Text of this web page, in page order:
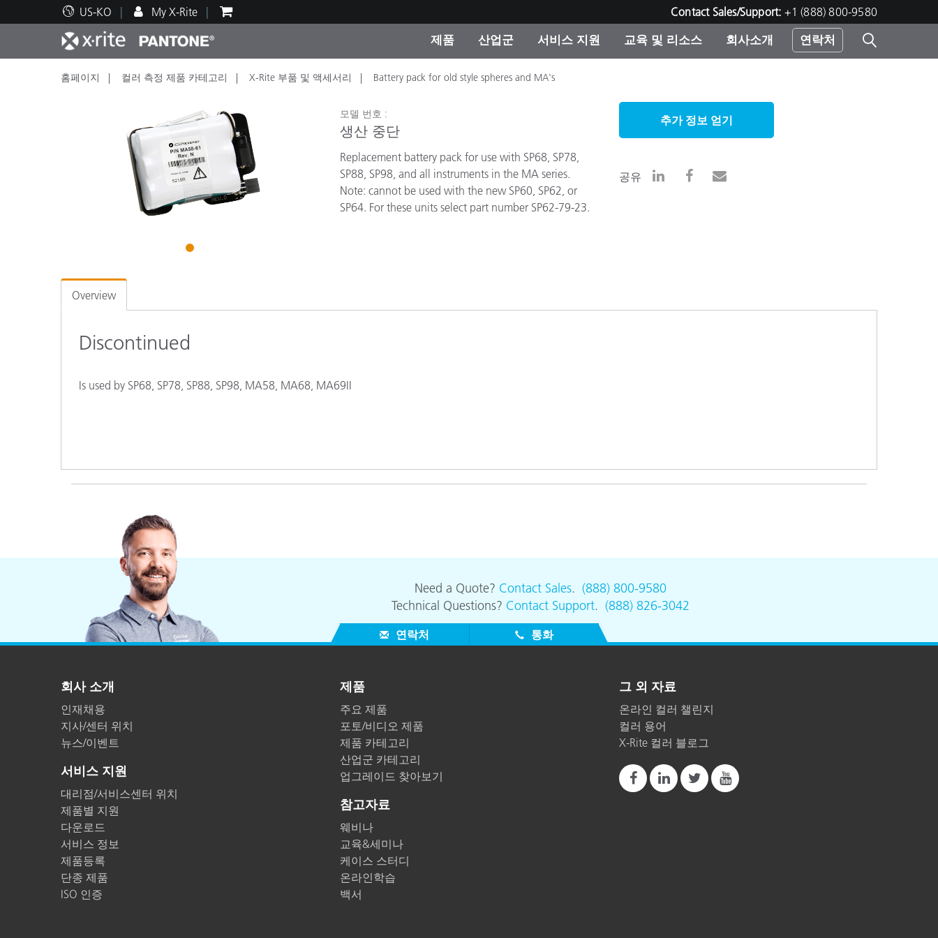
US-KO My X-Rite Contact Sales/Support: +1 (888) 800-9580
제품
주요 제품 제품 카테고리
제품을 찾을 수 없나요?
산업군
인쇄 및 패키징
플라스틱
페인트 및 코팅
OEM 디스플레이 및 프린터
소비재
서비스 지원
기술 지원 서비스 및 유지보수 X-Rite 코리아 연락
교육 및 리소스
교육 리소스 교육
Brand Experience Center
컨설팅 및 감사
인기 다운로드
기타 리소스
회사소개 연락처
홈페이지 컬러 측정 제품 카테고리 X-Rite 부품 및 액세서리 Battery pack for old style spheres and MA's
1
모델 번호 :
생산 중단
Replacement battery pack for use with SP68, SP78,
SP88, SP98, and all instruments in the MA series.
Note: cannot be used with the new SP60, SP62, or
SP64. For these units select part number SP62-79-23.
추가 정보 얻기
공유
Overview
Discontinued
Is used by SP68, SP78, SP88, SP98, MA58, MA68, MA69II
Need a Quote? Contact Sales. (888) 800-9580
Technical Questions? Contact Support. (888) 826-3042
연락처 통화
회사 소개
인재채용
지사/센터 위치
뉴스/이벤트
서비스 지원
대리점/서비스센터 위치
제품별 지원
다운로드
서비스 정보
제품등록
단종 제품
ISO 인증
제품
주요 제품
포토/비디오 제품
제품 카테고리
산업군 카테고리
업그레이드 찾아보기
참고자료
웨비나
교육&세미나
케이스 스터디
온라인학습
백서
그 외 자료
온라인 컬러 챌린지
컬러 용어
X-Rite 컬러 블로그